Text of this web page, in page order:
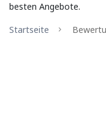
besten Angebote.
Startseite